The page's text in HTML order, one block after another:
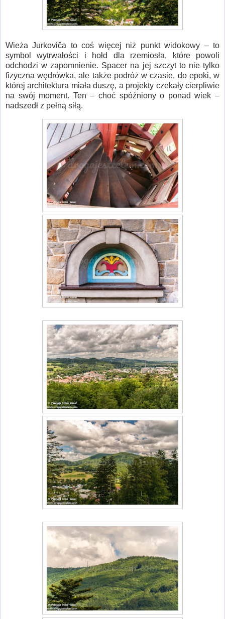
Wieża Jurkoviča to coś więcej niż punkt widokowy – to
symbol wytrwałości i hołd dla rzemiosła, które powoli
odchodzi w zapomnienie. Spacer na jej szczyt to nie tylko
fizyczna wędrówka, ale także podróż w czasie, do epoki, w
której architektura miała duszę, a projekty czekały cierpliwie
na swój moment. Ten – choć spóźniony o ponad wiek –
nadszedł z pełną siłą.